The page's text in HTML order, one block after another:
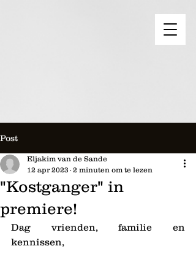
Post
"Kostganger" in
premiere!
Eljakim van de Sande
12 apr 2023
2 minuten om te lezen
Dag vrienden, familie en
kennissen,